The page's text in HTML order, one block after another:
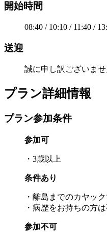
開始時間
08:40 / 10:10 / 11:40 /
送迎
誠に申し訳ございま
プラン詳細情報
プラン参加条件
参加可
・3歳以上
条件あり
・離島までのカヤッ
・病歴をお持ちの方
参加不可